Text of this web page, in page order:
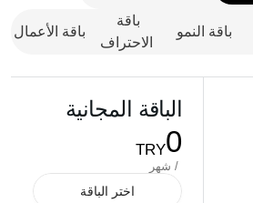
باقة النمو
الاحتراف
باقة الأعمال
الباقة المجانية
0
TRY
/ شهر
اختر الباقة